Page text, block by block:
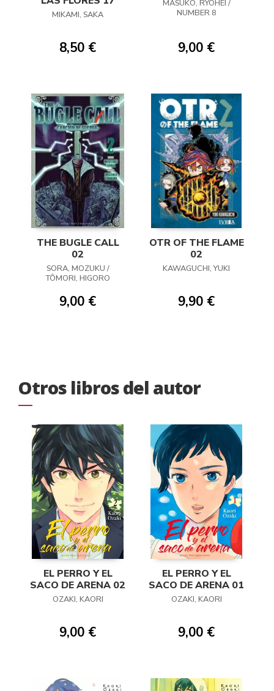
MIKAMI, SAKA
8,50 €
MASUKO, RYOHEI /
NUMBER 8
9,00 €
THE BUGLE CALL
02
SORA, MOZUKU /
TÔMORI, HIGORO
9,00 €
OTR OF THE FLAME
02
KAWAGUCHI, YUKI
9,90 €
Otros libros del autor
EL PERRO Y EL
SACO DE ARENA 02
OZAKI, KAORI
9,00 €
EL PERRO Y EL
SACO DE ARENA 01
OZAKI, KAORI
9,00 €